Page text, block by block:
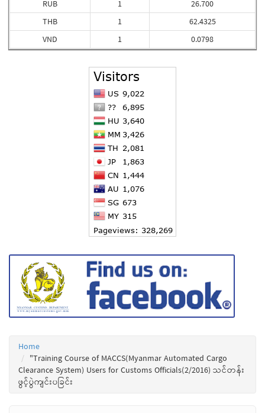
RUB
THB
VND
1
1
1
26.700
62.4325
0.0798
Home
"Training Course of MACCS(Myanmar Automated Cargo
Clearance System) Users for Customs Officials(2/2016) သင်တန်း
ဖွင့်ပွဲကျင်းပခြင်း